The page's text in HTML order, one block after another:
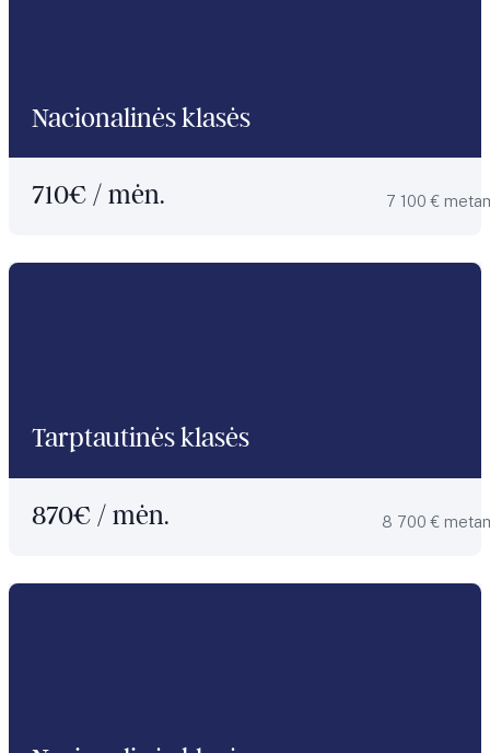
Nacionalinės klasės
710€ / mėn. 7 100 €
Tarptautinės klasės
870€ / mėn. 8 700 €